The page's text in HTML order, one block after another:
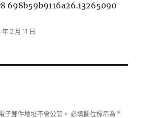
698b59b9116a26.13265090
2 月 11 日
子郵件地址不會公開。 必填欄位標示為 *